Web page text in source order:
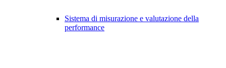
Sistema di misurazione e valutazione della
performance